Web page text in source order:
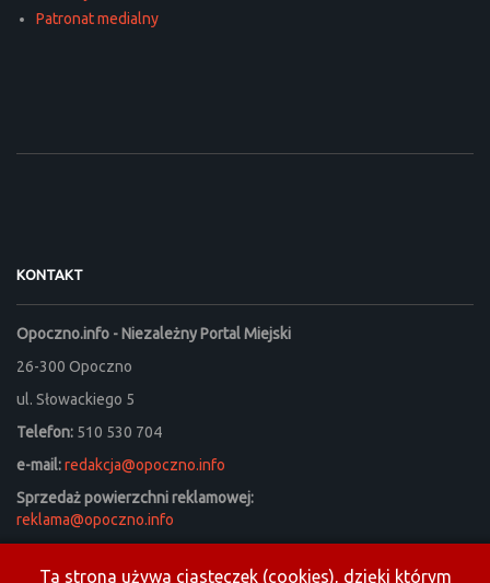
Patronat medialny
KONTAKT
Opoczno.info - Niezależny Portal Miejski
26-300 Opoczno
ul. Słowackiego 5
Telefon: 510 530 704
e-mail:redakcja@opoczno.info
Sprzedaż powierzchni reklamowej:
reklama@opoczno.info
listy_do_redakcji@opoczno.info
Ta strona używa ciasteczek (cookies), dzięki którym